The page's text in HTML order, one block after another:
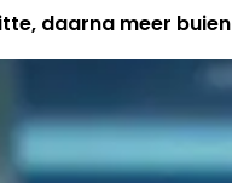
daarna meer buien